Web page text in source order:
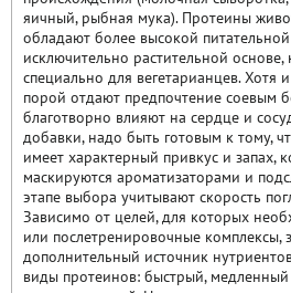
яичный, рыбная мука). Протеины
обладают более высокой
исключительно растительной
специально для вегетарианцев. Хотя
порой отдают предпочтение соевым
благотворно влияют на сердце и
добавки, надо быть готовым к тому,
имеет характерный привкус и запах,
маскируются ароматизаторами и
этапе выбора учитывают скорость
Зависимо от целей, для которых
или послетренировочные комплексы,
дополнительный источник
виды протеинов: быстрый,